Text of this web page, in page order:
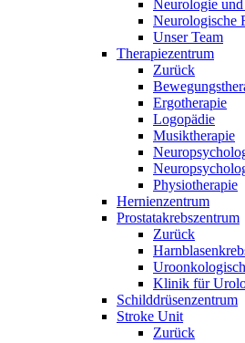
Neurologie
Neurologische
Unser Team
Therapiezentrum
Zurück
Ergotherapie
Logopädie
Musiktherapie
Physiotherapie
Hernienzentrum
Prostatakrebszentrum
Zurück
Klinik für
Schilddrüsenzentrum
Stroke Unit
Zurück